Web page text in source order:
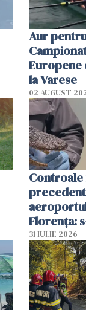
Aur
Europene
la Varese
02 AUGUST
Controale
Florența:
capete
sumă
31 IULIE 2026